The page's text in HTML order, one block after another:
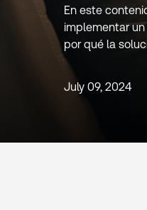
En este
implementar
por qué la
July 09, 2024